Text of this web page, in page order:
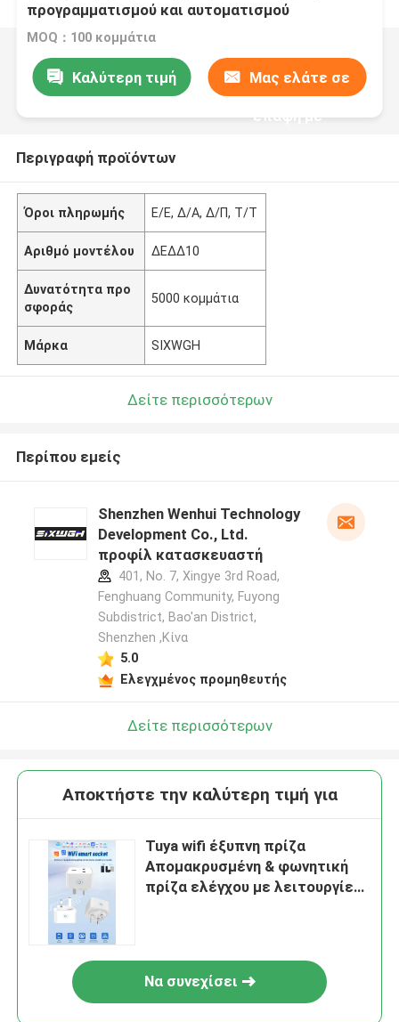
προγραμματισμού και αυτοματισμού
υποστηρίζει το φωνητικό έλεγχο Alexa
MOQ：100 κομμάτια
Καλύτερη τιμή Μας ελάτε σε
επαφή με
Περιγραφή προϊόντων
Όροι πληρωμής Ε/Ε, Δ/Α, Δ/Π, Τ/Τ
Αριθμό μοντέλου ΔΕΔΔ10
Δυνατότητα προ
σφοράς
5000 κομμάτια
Μάρκα SIXWGH
Δείτε περισσότερων
Περίπου εμείς
Shenzhen Wenhui Technology
Development Co., Ltd.
προφίλ κατασκευαστή
401, No. 7, Xingye 3rd Road,
Fenghuang Community, Fuyong
Subdistrict, Bao'an District,
Shenzhen ,Κίνα
5.0
Ελεγχμένος προμηθευτής
Δείτε περισσότερων
Αποκτήστε την καλύτερη τιμή για
Tuya wifi έξυπνη πρίζα
Απομακρυσμένη & φωνητική
πρίζα ελέγχου με λειτουργίες
Να συνεχίσει